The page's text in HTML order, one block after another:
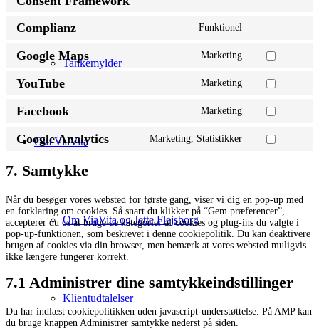
Tankemylder
Om ViaVita
Om ViaVita og Jette Flejsborg
Klientudtalelser
and-
framework
Complianz Funktionel
service
Google Maps Marketing
Consent
service
maps
YouTube Marketing
Consent
service
Facebook Marketing
Consent
service
Google Analytics Marketing, Statistikker
Consent
7. Samtykke
Når du besøger vores websted for første gang, viser vi dig en pop-up med
en forklaring om cookies. Så snart du klikker på “Gem præferencer”,
accepterer du os at bruge de kategorier af cookies og plug-ins du valgte i
pop-up-funktionen, som beskrevet i denne cookiepolitik. Du kan deaktivere
brugen af ​​cookies via din browser, men bemærk at vores websted muligvis
ikke længere fungerer korrekt.
7.1 Administrer dine samtykkeindstillinger
Du har indlæst cookiepolitikken uden javascript-understøttelse. På AMP kan
du bruge knappen Administrer samtykke nederst på siden.